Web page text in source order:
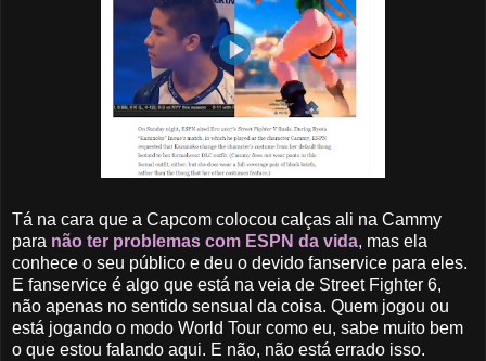
Tá na cara que a Capcom colocou calças ali na Cammy
para não ter problemas com ESPN da vida, mas ela
conhece o seu público e deu o devido fanservice para eles.
E fanservice é algo que está na veia de Street Fighter 6,
não apenas no sentido sensual da coisa. Quem jogou ou
está jogando o modo World Tour como eu, sabe muito bem
o que estou falando aqui. E não, não está errado isso.